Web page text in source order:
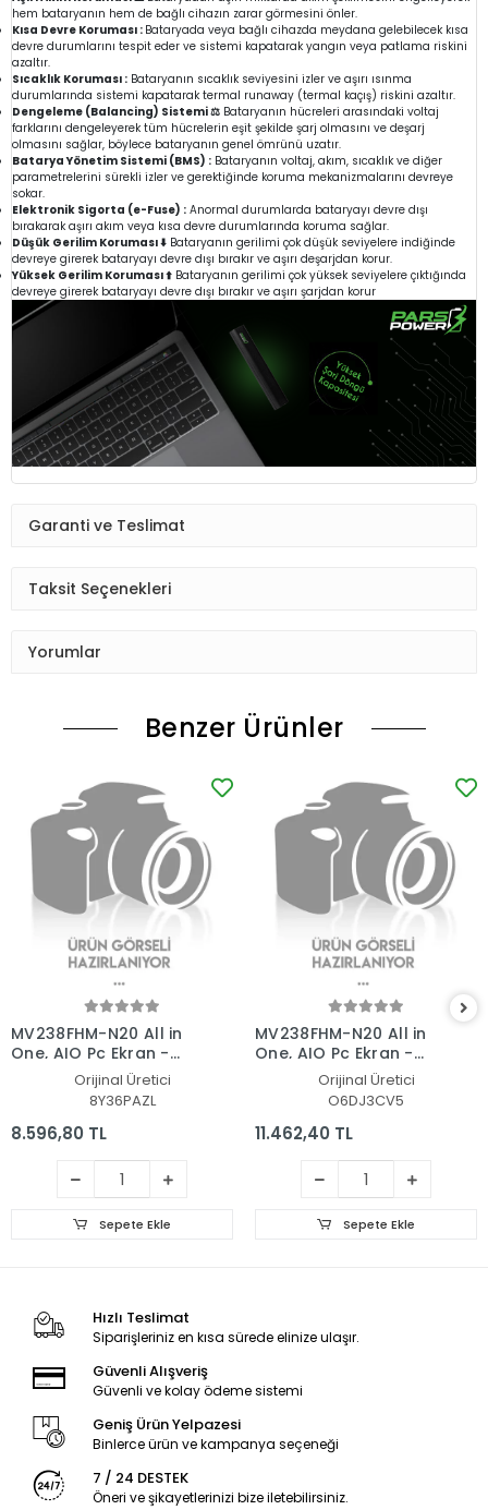
hem bataryanın hem de bağlı cihazın zarar görmesini önler.
Kısa Devre Koruması : Bataryada veya bağlı cihazda meydana gelebilecek kısa
devre durumlarını tespit eder ve sistemi kapatarak yangın veya patlama riskini
azaltır.
Sıcaklık Koruması : Bataryanın sıcaklık seviyesini izler ve aşırı ısınma
durumlarında sistemi kapatarak termal runaway (termal kaçış) riskini azaltır.
Dengeleme (Balancing) Sistemi ⚖️ Bataryanın hücreleri arasındaki voltaj
farklarını dengeleyerek tüm hücrelerin eşit şekilde şarj olmasını ve deşarj
olmasını sağlar, böylece bataryanın genel ömrünü uzatır.
Batarya Yönetim Sistemi (BMS) : Bataryanın voltaj, akım, sıcaklık ve diğer
parametrelerini sürekli izler ve gerektiğinde koruma mekanizmalarını devreye
sokar.
Elektronik Sigorta (e-Fuse) : Anormal durumlarda bataryayı devre dışı
bırakarak aşırı akım veya kısa devre durumlarında koruma sağlar.
Düşük Gerilim Koruması ⬇️ Bataryanın gerilimi çok düşük seviyelere indiğinde
devreye girerek bataryayı devre dışı bırakır ve aşırı deşarjdan korur.
Yüksek Gerilim Koruması ⬆️ Bataryanın gerilimi çok yüksek seviyelere çıktığında
devreye girerek bataryayı devre dışı bırakır ve aşırı şarjdan korur
Garanti ve Teslimat
Taksit Seçenekleri
Yorumlar
Benzer Ürünler
MV238FHM-N20 All in
One, AIO Pc Ekran -
Orijinal Üretici
8Y36PAZL
8.596,80 TL
Sepete Ekle
MV238FHM-N20 All in
One, AIO Pc Ekran -
Orijinal Üretici
O6DJ3CV5
11.462,40 TL
Sepete Ekle
Hızlı Teslimat
Siparişleriniz en kısa sürede elinize ulaşır.
Güvenli Alışveriş
Güvenli ve kolay ödeme sistemi
Geniş Ürün Yelpazesi
Binlerce ürün ve kampanya seçeneği
7 / 24 DESTEK
Öneri ve şikayetlerinizi bize iletebilirsiniz.